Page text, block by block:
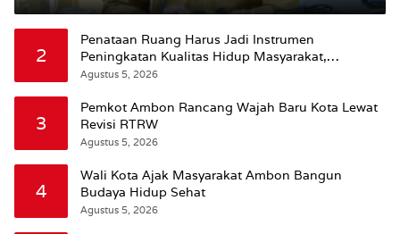
2
Penataan Ruang Harus Jadi Instrumen
Peningkatan Kualitas Hidup Masyarakat,
Wattimena: Revisi RT-RW Ditetapkan Pemkot
Agustus 5, 2026
3
Pemkot Ambon Rancang Wajah Baru Kota Lewat
Revisi RTRW
Agustus 5, 2026
4
Wali Kota Ajak Masyarakat Ambon Bangun
Budaya Hidup Sehat
Agustus 5, 2026